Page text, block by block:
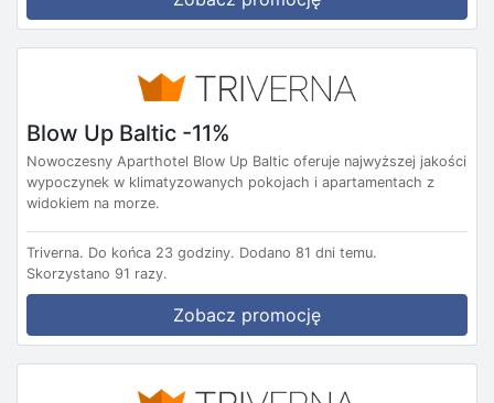
Blow Up Baltic -11%
Nowoczesny Aparthotel Blow Up Baltic oferuje najwyższej jakości
wypoczynek w klimatyzowanych pokojach i apartamentach z
widokiem na morze.
Triverna. Do końca 23 godziny. Dodano 81 dni temu.
Skorzystano 91 razy.
Zobacz promocję